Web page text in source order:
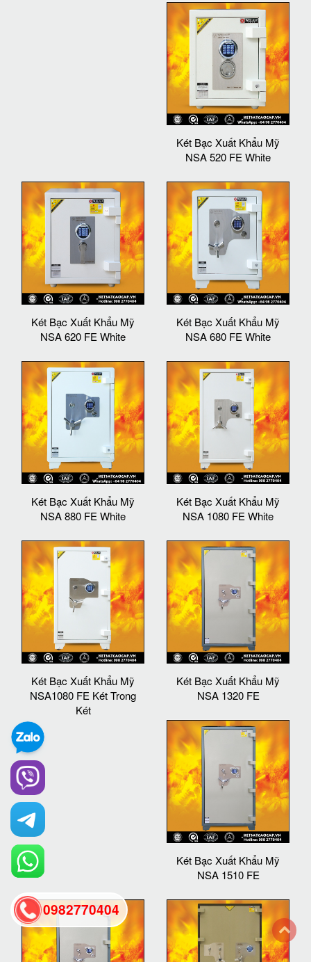
Két Bạc Xuất Khẩu Mỹ
NSA 520 FE White
Két Bạc Xuất Khẩu Mỹ
NSA 620 FE White
Két Bạc Xuất Khẩu Mỹ
NSA 680 FE White
Két Bạc Xuất Khẩu Mỹ
NSA 880 FE White
Két Bạc Xuất Khẩu Mỹ
NSA 1080 FE White
Két Bạc Xuất Khẩu Mỹ
NSA1080 FE Két Trong
Két
Két Bạc Xuất Khẩu Mỹ
NSA 1320 FE
Két Bạc Xuất Khẩu Mỹ
NSA 1510 FE
0982770404
back